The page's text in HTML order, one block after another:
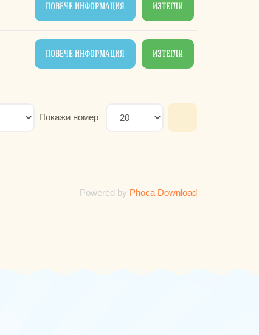
ИЗТЕГЛИ
ПОВЕЧЕ ИНФОРМАЦИЯ
ИЗТЕГЛИ
ПОВЕЧЕ ИНФОРМАЦИЯ
Покажи номер
Powered by Phoca Download